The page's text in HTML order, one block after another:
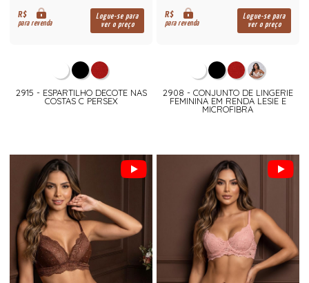
R$
para revenda
Logue-se para
ver o preço
2915 - ESPARTILHO DECOTE NAS
COSTAS C PERSEX
R$
para revenda
Logue-se para
ver o preço
2908 - CONJUNTO DE LINGERIE
FEMININA EM RENDA LESIE E
MICROFIBRA